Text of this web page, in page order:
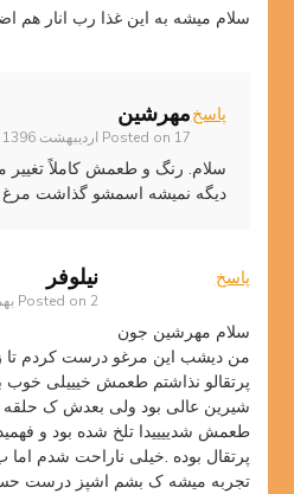
سلام میشه به این غذا رب انار هم
مهرشین
Posted on 17 اردیبهشت 1396 at 7:57 ب.ظ
پاسخ
سلام. رنگ و طعمش کاملاً تغییر
دیگه نمیشه اسمشو گذاشت مرغ
نيلوفر
Posted on 2 بهمن 1396 at 8:35 ب.ظ
پاسخ
سلام مهرشین جون
من دیشب این مرغو درست کردم تا
پرتقالو نذاشتم طعمش خیییلی خوب
شیرین عالی بود ولی بعدش ک حلقه
طعمش شدییییدا تلخ شده بود و
پرتقال بوده .خیلی ناراحت شدم
تجربه میشه ک بشم اشپز درست